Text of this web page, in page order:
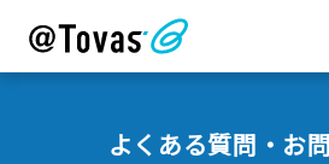
よくある質問・お